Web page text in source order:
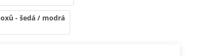
- šedá / modrá